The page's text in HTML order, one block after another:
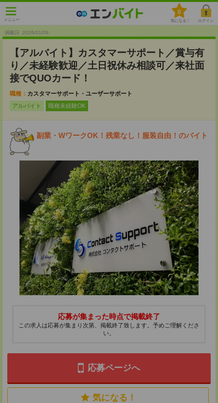
メニュー
0
気になる！ ログイン
掲載日 :2026/01/09
【アルバイト】カスタマーサポート／賞与有
り／未経験歓迎／土日祝休み相談可／来社面
接でQUOカード！
職種： カスタマーサポート・ユーザーサポート
アルバイト
職種未経験OK
副業・WワークOK！残業なし！服装自由！のバイト
応募が集まった時点で掲載終了
この求人は応募が集まり次第、掲載終了致します。予めご理解くださ
い。
応募ページへ
気になる！